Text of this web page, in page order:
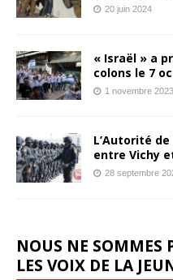
20 juin 2024
« Israël » a
colons le 7
1 novembre 2023
L’Autorité
entre Vichy
28 septembre
NOUS NE SOMMES
LES VOIX DE LA